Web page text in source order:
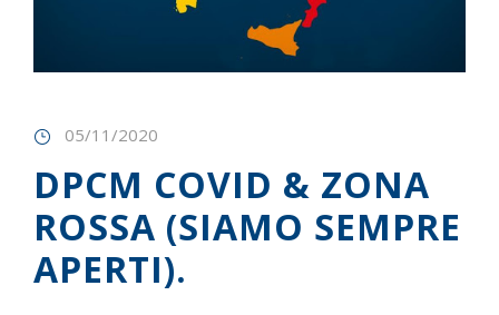
05/11/2020
DPCM COVID & ZONA
ROSSA (SIAMO SEMPRE
APERTI).